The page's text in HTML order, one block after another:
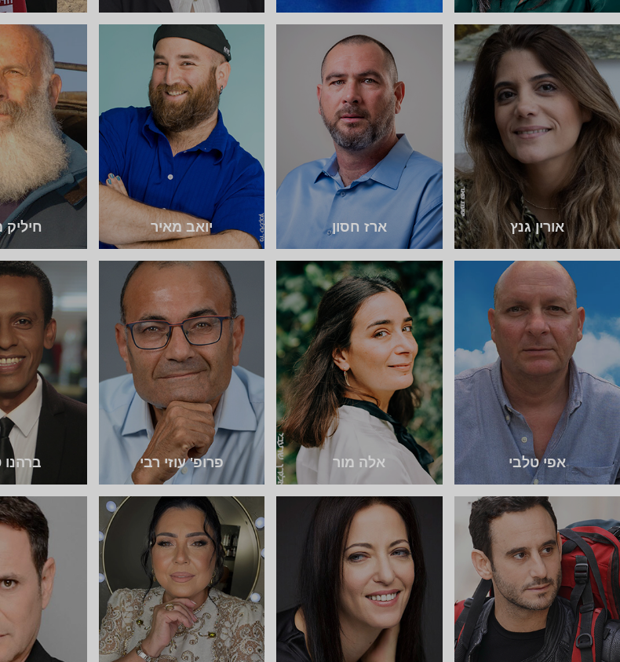
אורין גנץ ארז חסון יואב מאיר חיליק
אפי טלבי אלה מור פרופ' עוזי רבי ברהנו